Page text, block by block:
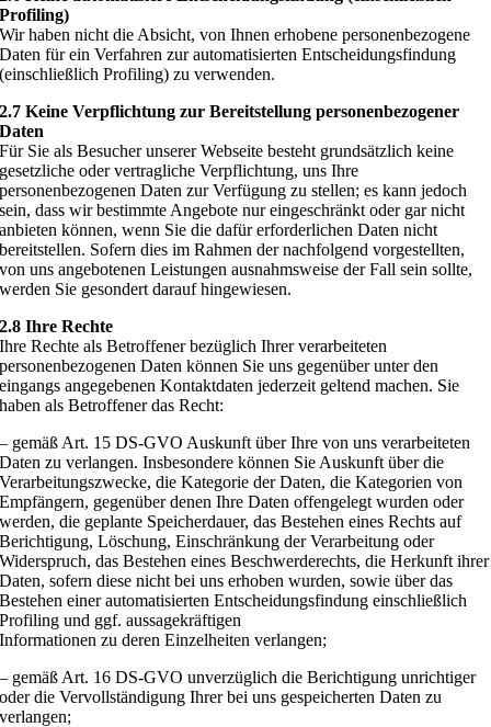
Profiling)
Wir haben nicht die Absicht, von Ihnen erhobene personenbezogene
Daten für ein Verfahren zur automatisierten Entscheidungsfindung
(einschließlich Profiling) zu verwenden.
2.7 Keine Verpflichtung zur Bereitstellung personenbezogener
Daten
Für Sie als Besucher unserer Webseite besteht grundsätzlich keine
gesetzliche oder vertragliche Verpflichtung, uns Ihre
personenbezogenen Daten zur Verfügung zu stellen; es kann jedoch
sein, dass wir bestimmte Angebote nur eingeschränkt oder gar nicht
anbieten können, wenn Sie die dafür erforderlichen Daten nicht
bereitstellen. Sofern dies im Rahmen der nachfolgend vorgestellten,
von uns angebotenen Leistungen ausnahmsweise der Fall sein sollte,
werden Sie gesondert darauf hingewiesen.
2.8 Ihre Rechte
Ihre Rechte als Betroffener bezüglich Ihrer verarbeiteten
personenbezogenen Daten können Sie uns gegenüber unter den
eingangs angegebenen Kontaktdaten jederzeit geltend machen. Sie
haben als Betroffener das Recht:
– gemäß Art. 15 DS-GVO Auskunft über Ihre von uns verarbeiteten
Daten zu verlangen. Insbesondere können Sie Auskunft über die
Verarbeitungszwecke, die Kategorie der Daten, die Kategorien von
Empfängern, gegenüber denen Ihre Daten offengelegt wurden oder
werden, die geplante Speicherdauer, das Bestehen eines Rechts auf
Berichtigung, Löschung, Einschränkung der Verarbeitung oder
Widerspruch, das Bestehen eines Beschwerderechts, die Herkunft ihrer
Daten, sofern diese nicht bei uns erhoben wurden, sowie über das
Bestehen einer automatisierten Entscheidungsfindung einschließlich
Profiling und ggf. aussagekräftigen
Informationen zu deren Einzelheiten verlangen;
– gemäß Art. 16 DS-GVO unverzüglich die Berichtigung unrichtiger
oder die Vervollständigung Ihrer bei uns gespeicherten Daten zu
verlangen;